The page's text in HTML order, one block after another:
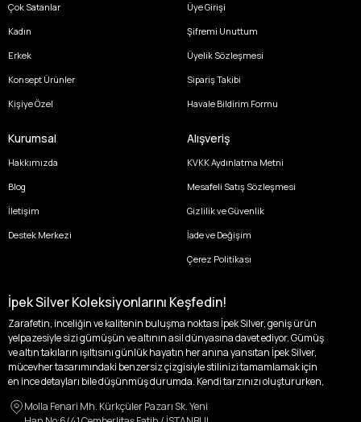
Çok Satanlar
Kadın
Erkek
Konsept Ürünler
Kişiye Özel
Üye Girişi
Şifremi Unuttum
Üyelik Sözleşmesi
Sipariş Takibi
Havale Bildirim Formu
Kurumsal
Hakkımızda
Blog
İletişim
Destek Merkezi
Alışveriş
KVKK Aydınlatma Metni
Mesafeli Satış Sözleşmesi
Gizlilik ve Güvenlik
İade ve Değişim
Çerez Politikası
İpek Silver Koleksiyonlarını Keşfedin!
Zarafetin, inceliğin ve kalitenin buluşma noktası İpek Silver, geniş ürün
yelpazesiyle sizi gümüşün ve altının asil dünyasına davet ediyor. Gümüş
ve altın takıların ışıltısını günlük hayatın her anına yansıtan İpek Silver,
mücevher tasarımındaki benzersiz çizgisiyle stilinizi tamamlamak için
en ince detayları bile düşünmüş durumda. Kendi tarzınızı oluştururken,
özgünlüğünüzü ön plana çıkaracak tasarımlarımızla tanışın.
Molla Fenari Mh. Kürkçüler Pazarı Sk. Yeni